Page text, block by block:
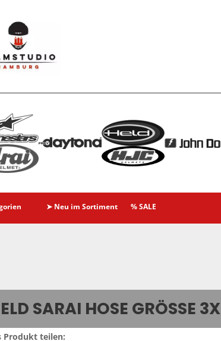
➤ Neu im Sortiment % SALE
SARAI HOSE GRÖSSE 3XL
Produkt teilen: